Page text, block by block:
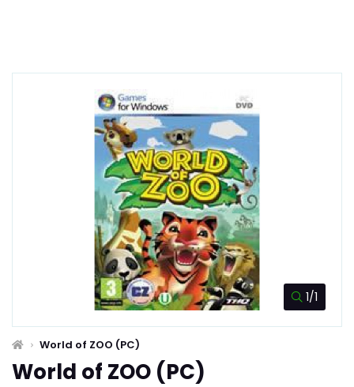
1/1
World of ZOO (PC)
World of ZOO (PC)